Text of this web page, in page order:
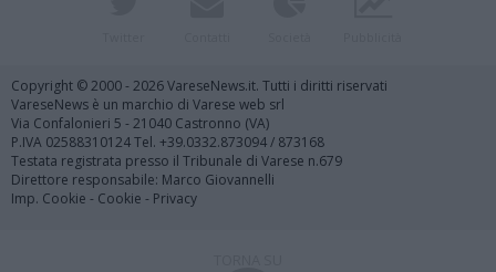
Copyright © 2000 - 2026 VareseNews.it. Tutti i diritti riservati
VareseNews è un marchio di Varese web srl
Via Confalonieri 5 - 21040 Castronno (VA)
P.IVA 02588310124 Tel. +39.0332.873094 / 873168
Testata registrata presso il Tribunale di Varese n.679
Direttore responsabile: Marco Giovannelli
Imp. Cookie - Cookie - Privacy